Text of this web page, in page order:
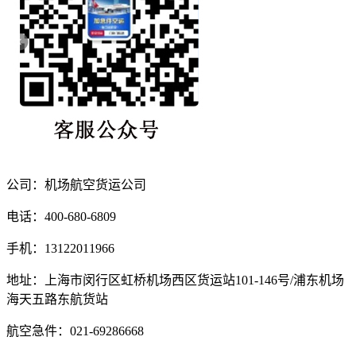
公司：机场航空货运公司
电话：400-680-6809
手机：13122011966
地址：上海市闵行区虹桥机场西区货运站101-146号/浦东机场
海天五路东航货站
航空急件：021-69286668